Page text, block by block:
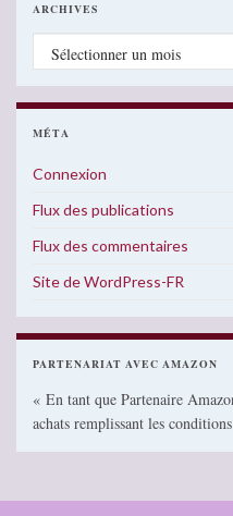
ARCHIVES
Archives
MÉTA
Connexion
Flux des publications
Flux des commentaires
Site de WordPress-FR
PARTENARIAT AVEC AMAZON
« En tant que Partenaire
achats remplissant les